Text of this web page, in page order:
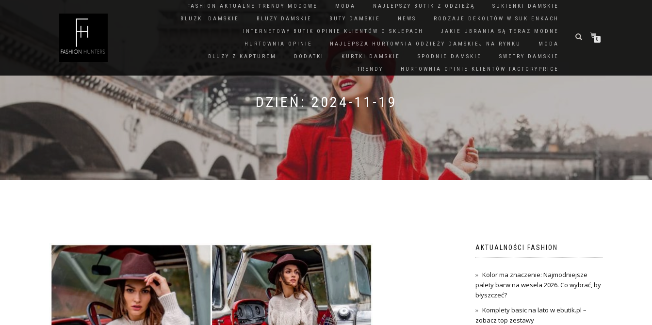
FASHION AKTUALNE TRENDY MODOWE MODA NAJLEPSZY BUTIK Z ODZIEŻĄ
SUKIENKI DAMSKIE
BLUZKI DAMSKIE
BLUZY DAMSKIE BUTY DAMSKIE NEWS
RODZAJE DEKOLTÓW W SUKIENKACH
INTERNETOWY BUTIK OPINIE KLIENTÓW O SKLEPACH
JAKIE UBRANIA SĄ TERAZ MODNE
HURTOWNIA OPINIE
NAJLEPSZA HURTOWNIA ODZIEŻY DAMSKIEJ NA RYNKU
MODA
BLUZY Z KAPTUREM
DODATKI KURTKI DAMSKIE SPODNIE DAMSKIE
SWETRY DAMSKIE
TRENDY
HURTOWNIA OPINIE KLIENTÓW FACTORYPRICE
0
DZIEŃ:2024-11-19
AKTUALNOŚCI FASHION
Kolor ma znaczenie: Najmodniejsze
palety barw na wesela 2026. Co wybrać, by
błyszczeć?
Komplety basic na lato w ebutik.pl –
zobacz top zestawy